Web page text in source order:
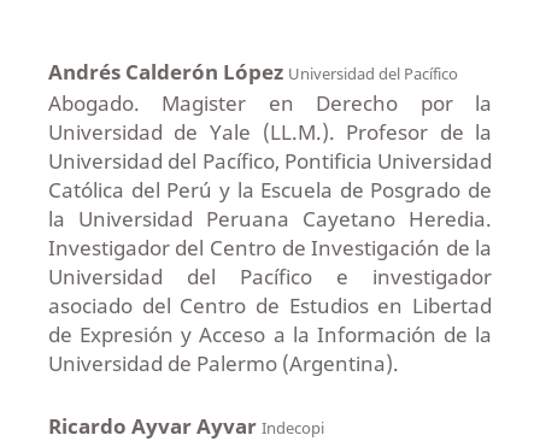
Andrés Calderón López Universidad del Pacífico
Abogado. Magister en Derecho por la
Universidad de Yale (LL.M.). Profesor de la
Universidad del Pacífico, Pontificia Universidad
Católica del Perú y la Escuela de Posgrado de
la Universidad Peruana Cayetano Heredia.
Investigador del Centro de Investigación de la
Universidad del Pacífico e investigador
asociado del Centro de Estudios en Libertad
de Expresión y Acceso a la Información de la
Universidad de Palermo (Argentina).
Ricardo Ayvar Ayvar Indecopi